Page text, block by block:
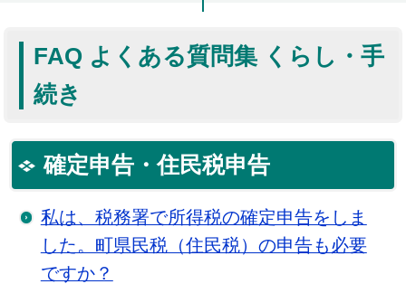
FAQ よくある質問集 くらし・手
続き
確定申告・住民税申告
私は、税務署で所得税の確定申告をしま
した。町県民税（住民税）の申告も必要
ですか？